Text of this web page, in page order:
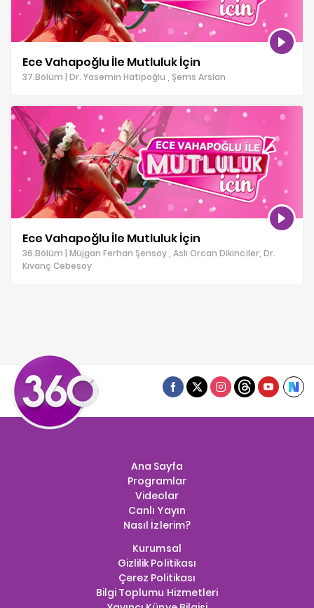
Ece Vahapoğlu İle Mutluluk İçin
37.Bölüm | Dr. Yasemin Hatipoğlu , Şems Arslan
Ece Vahapoğlu İle Mutluluk İçin
36.Bölüm | Müjgan Ferhan Şensoy , Aslı Orcan Dikinciler, Dr.
Kıvanç Cebesoy
Ana Sayfa
Programlar
Videolar
Canlı Yayın
Nasıl İzlerim?
Kurumsal
Gizlilik Politikası
Çerez Politikası
Bilgi Toplumu Hizmetleri